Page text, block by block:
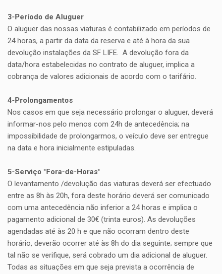
3-Período de Aluguer
O aluguer das nossas viaturas é contabilizado em períodos de
24 horas, a partir da data da reserva e até à hora da sua
devolução instalações da SF LIFE. A devolução fora da
data/hora estabelecidas no contrato de aluguer, implica a
cobrança de valores adicionais de acordo com o tarifário.
4-Prolongamentos
Nos casos em que seja necessário prolongar o aluguer, deverá
informar-nos pelo menos com 24h de antecedência; na
impossibilidade de prolongarmos, o veículo deve ser entregue
na data e hora inicialmente estipuladas.
5-Serviço "Fora-de-Horas"
O levantamento /devolução das viaturas deverá ser efectuado
entre as 8h às 20h, fora deste horário deverá ser comunicado
com uma antecedência não inferior a 24 horas e implica o
pagamento adicional de 30€ (trinta euros). As devoluções
agendadas até às 20 h e que não ocorram dentro deste
horário, deverão ocorrer até às 8h do dia seguinte; sempre que
tal não se verifique, será cobrado um dia adicional de aluguer.
Todas as situações em que seja prevista a ocorrência de